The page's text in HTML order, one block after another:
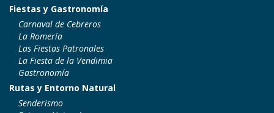
Fiestas y Gastronomía
Carnaval de Cebreros
La Romería
Las Fiestas Patronales
La Fiesta de la Vendimia
Gastronomía
Rutas y Entorno Natural
Senderismo